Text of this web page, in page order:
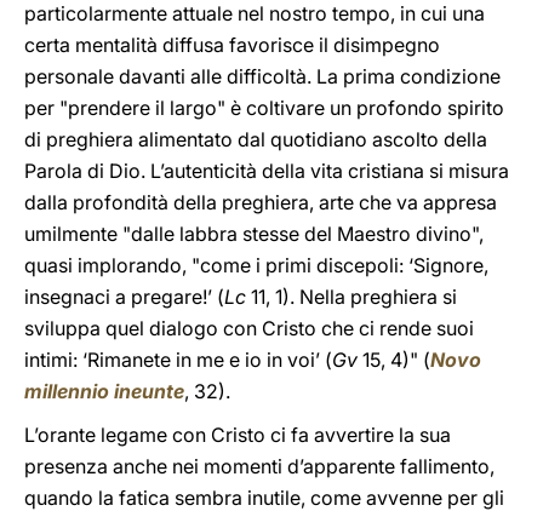
particolarmente attuale nel nostro tempo, in cui una
certa mentalità diffusa favorisce il disimpegno
personale davanti alle difficoltà. La prima condizione
per "prendere il largo" è coltivare un profondo spirito
di preghiera alimentato dal quotidiano ascolto della
Parola di Dio. L’autenticità della vita cristiana si misura
dalla profondità della preghiera, arte che va appresa
umilmente "dalle labbra stesse del Maestro divino",
quasi implorando, "come i primi discepoli: ‘Signore,
insegnaci a pregare!’ (Lc 11, 1). Nella preghiera si
sviluppa quel dialogo con Cristo che ci rende suoi
intimi: ‘Rimanete in me e io in voi’ (Gv 15, 4)" (Novo
millennio ineunte, 32).
L’orante legame con Cristo ci fa avvertire la sua
presenza anche nei momenti d’apparente fallimento,
quando la fatica sembra inutile, come avvenne per gli